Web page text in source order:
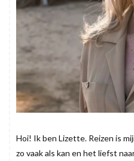
Hoi! Ik ben Lizette. Reizen is
zo vaak als kan en het liefst